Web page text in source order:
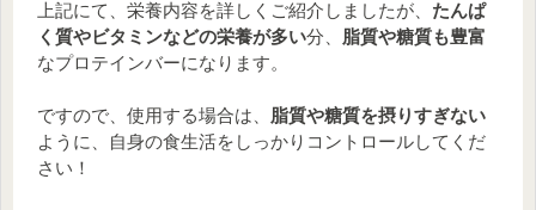
上記にて、栄養内容を詳しくご紹介しましたが、 たんぱ
く質やビタミンなどの栄養が多い分、 脂質や糖質も豊富
なプロテインバーになります。
ですので、使用する場合は、 脂質や糖質を摂りすぎない
ように、自身の食生活をしっかりコントロールしてくだ
さい！